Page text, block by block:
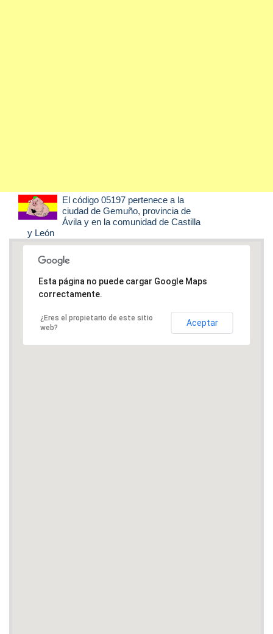
El código 05197 pertenece a la
ciudad de Gemuño, provincia de
Ávila y en la comunidad de Castilla
y León
Esta página no puede cargar Google Maps
correctamente.
¿Eres el propietario de este sitio
web?
Aceptar